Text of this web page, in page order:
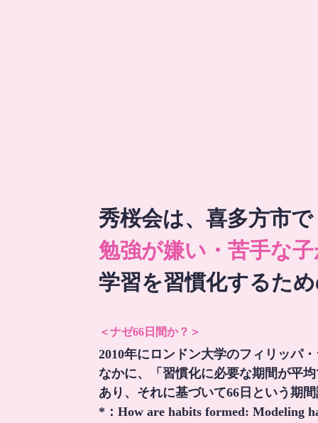
秀桜会は、喜多方市で
勉強が嫌い・苦手な
学習を習慣化するた
＜ナゼ66日間か？＞
2010年にロンドン大学のフィリッパ
なかに、「習慣化に必要な期間が平
あり、それに基づいて66日という期
*：How are habits formed: Modeling